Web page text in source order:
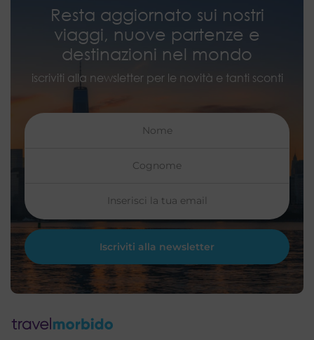
Resta aggiornato sui nostri
viaggi, nuove partenze e
destinazioni nel mondo
iscriviti alla newsletter per le novità e tanti sconti